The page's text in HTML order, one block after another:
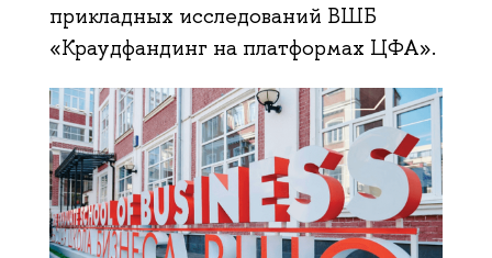
прикладных исследований ВШБ
«Краудфандинг на платформах ЦФА».